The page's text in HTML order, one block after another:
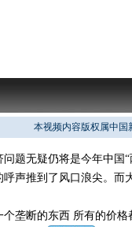
本视频内容版权属中国
无疑仍将是今年中国“
声推到了风口浪尖。
断的东西 所有的价格